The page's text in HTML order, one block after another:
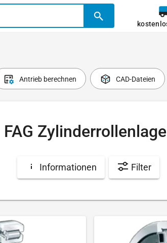
Antrieb berechnen CAD-Dateien
FAG
Informationen Filter